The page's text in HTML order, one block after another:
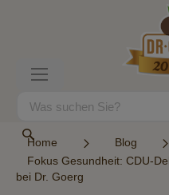
Suche
Home Blog
Fokus Gesundheit: CDU-
bei Dr. Goerg